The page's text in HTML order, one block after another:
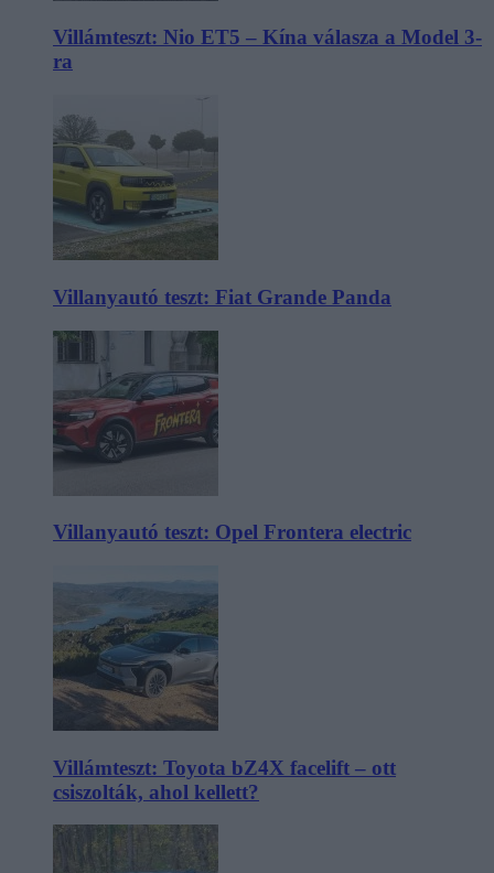
Villámteszt: Nio ET5 – Kína válasza a Model 3-
ra
Villanyautó teszt: Fiat Grande Panda
Villanyautó teszt: Opel Frontera electric
Villámteszt: Toyota bZ4X facelift – ott
csiszolták, ahol kellett?